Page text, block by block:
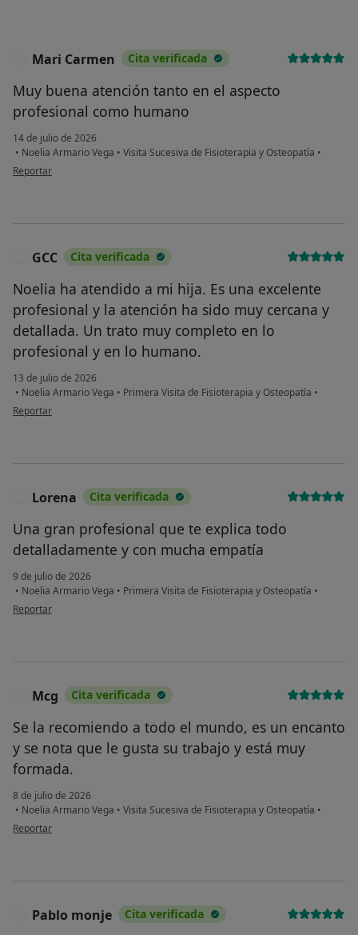
Mari Carmen Cita verificada
Muy buena atención tanto en el aspecto
profesional como humano
14 de julio de 2026
• Noelia Armario Vega • Visita Sucesiva de Fisioterapia y Osteopatía •
en opinión del usuario Mari Carmen
Reportar
GCC Cita verificada
Noelia ha atendido a mi hija. Es una excelente
profesional y la atención ha sido muy cercana y
detallada. Un trato muy completo en lo
profesional y en lo humano.
13 de julio de 2026
• Noelia Armario Vega • Primera Visita de Fisioterapia y Osteopatía •
en opinión del usuario GCC
Reportar
Lorena Cita verificada
Una gran profesional que te explica todo
detalladamente y con mucha empatía
9 de julio de 2026
• Noelia Armario Vega • Primera Visita de Fisioterapia y Osteopatía •
en opinión del usuario Lorena
Reportar
Mcg Cita verificada
Se la recomiendo a todo el mundo, es un encanto
y se nota que le gusta su trabajo y está muy
formada.
8 de julio de 2026
• Noelia Armario Vega • Visita Sucesiva de Fisioterapia y Osteopatía •
en opinión del usuario Mcg
Reportar
Pablo monje Cita verificada